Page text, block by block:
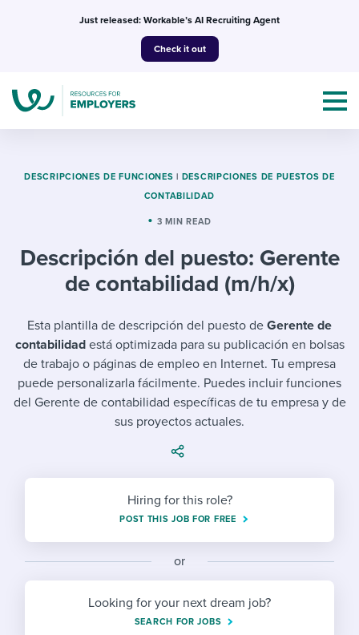
Just released: Workable’s AI Recruiting Agent
Check it out
Topics
Mobilizing AI in my work
Evaluating candidates
Working together with others
Ensuring compliance
Finding and attracting people
Establishing an employer brand
Digitizing work processes
Templates & Guides
I WANT...
Job description templates
Interview question templates
Step-by-step tutorials
Free ebooks & reports
HR terms
Workable Academy
I’m a jobseeker
I WANT TO LEARN ABOUT...
Applying for a job
Interview process
Career development
Modern working life
Attend webinars & events
Workable customer stories
Explore Workable
Start a free trial
DESCRIPCIONES DE FUNCIONES | DESCRIPCIONES DE PUESTOS DE
CONTABILIDAD
3 MIN READ
Descripción del puesto: Gerente
de contabilidad (m/h/x)
Esta plantilla de descripción del puesto de Gerente de
contabilidad está optimizada para su publicación en bolsas
de trabajo o páginas de empleo en Internet. Tu empresa
puede personalizarla fácilmente. Puedes incluir funciones
del Gerente de contabilidad específicas de tu empresa y de
sus proyectos actuales.
Hiring for this role?
POST THIS JOB FOR FREE
or
Looking for your next dream job?
SEARCH FOR JOBS